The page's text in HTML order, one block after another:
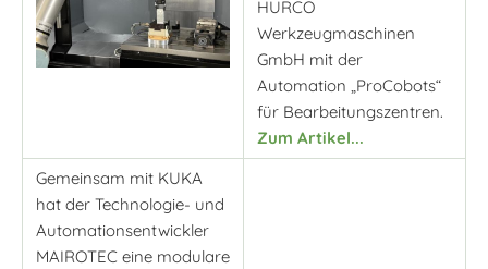
HURCO
Werkzeugmaschinen
GmbH mit der
Automation „ProCobots“
für Bearbeitungszentren.
Zum Artikel...
Gemeinsam mit KUKA
hat der Technologie- und
Automationsentwickler
MAIROTEC eine modulare